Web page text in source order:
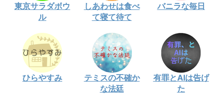
東京サラダボウ
ル
しあわせは食べ
て寝て待て
バニラな毎日
ひらやすみ
テミスの不確か
な法廷
有罪とAIは告げ
た